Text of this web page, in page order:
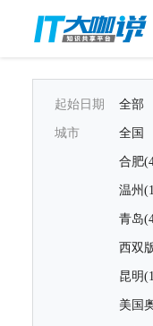
起始日期 全部
城市 全国
合肥
温州
青岛
西双
昆明
美国